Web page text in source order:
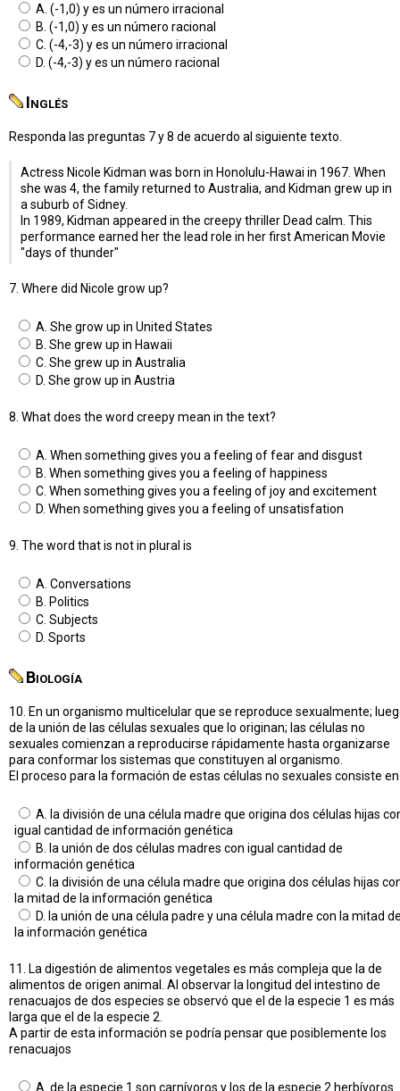
A. (-1,0) y es un número irracional
B. (-1,0) y es un número racional
C. (-4,-3) y es un número irracional
D. (-4,-3) y es un número racional
Inglés
Responda las preguntas 7 y 8 de acuerdo al siguiente texto.
Actress Nicole Kidman was born in Honolulu-Hawai in 1967. When
she was 4, the family returned to Australia, and Kidman grew up in
a suburb of Sidney.
In 1989, Kidman appeared in the creepy thriller Dead calm. This
performance earned her the lead role in her first American Movie
"days of thunder"
7. Where did Nicole grow up?
A. She grow up in United States
B. She grew up in Hawaii
C. She grew up in Australia
D. She grow up in Austria
8. What does the word creepy mean in the text?
A. When something gives you a feeling of fear and disgust
B. When something gives you a feeling of happiness
C. When something gives you a feeling of joy and excitement
D. When something gives you a feeling of unsatisfation
9. The word that is not in plural is
A. Conversations
B. Politics
C. Subjects
D. Sports
Biología
10. En un organismo multicelular que se reproduce sexualmente;
de la unión de las células sexuales que lo originan; las células no
sexuales comienzan a reproducirse rápidamente hasta organizarse
para conformar los sistemas que constituyen al organismo.
El proceso para la formación de estas células no sexuales consiste en
A. la división de una célula madre que origina dos células hijas
igual cantidad de información genética
B. la unión de dos células madres con igual cantidad de
información genética
C. la división de una célula madre que origina dos células hijas
la mitad de la información genética
D. la unión de una célula padre y una célula madre con la mitad
la información genética
11. La digestión de alimentos vegetales es más compleja que la de
alimentos de origen animal. Al observar la longitud del intestino de
renacuajos de dos especies se observó que el de la especie 1 es más
larga que el de la especie 2.
A partir de esta información se podría pensar que posiblemente los
renacuajos
A. de la especie 1 son carnívoros y los de la especie 2 herbívoros